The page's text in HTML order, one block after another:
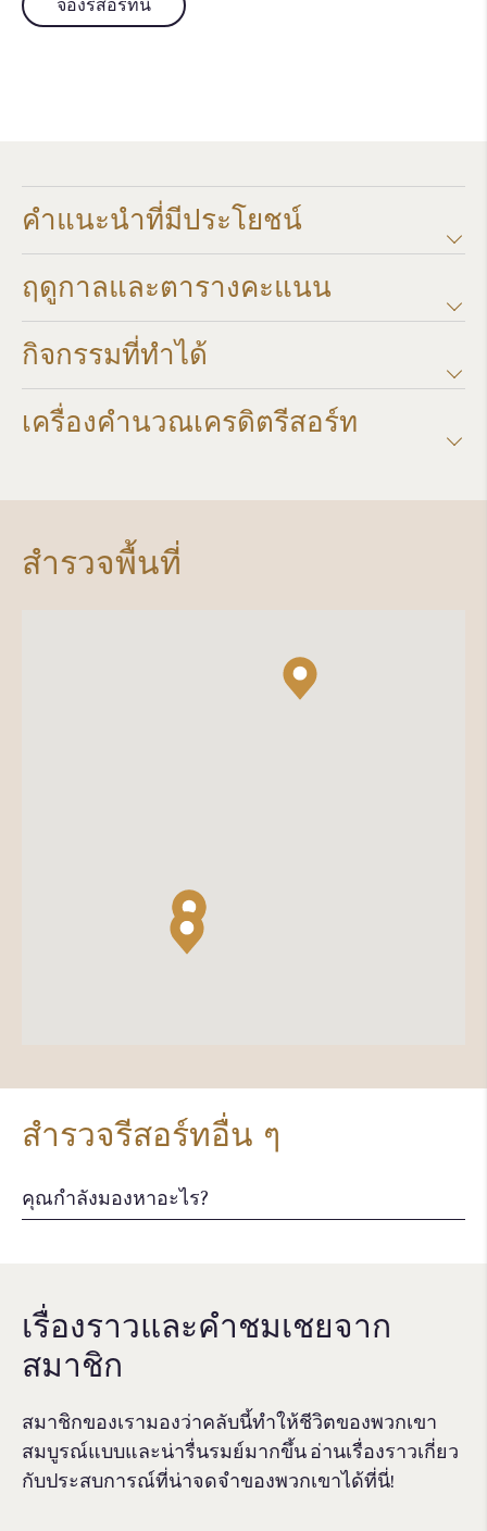
จองรีสอร์ทนี้
คำแนะนำที่มีประโยชน์
ฤดูกาลและตารางคะแนน​
กิจกรรมที่ทำได้
เครื่องคำนวณเครดิตรีสอร์ท​
สำรวจพื้นที่
สำรวจรีสอร์ทอื่น ๆ
เรื่องราวและคําชมเชยจาก
สมาชิก
สมาชิกของเรามองว่าคลับนี้ทำให้ชีวิตของพวกเขา
สมบูรณ์แบบและน่ารื่นรมย์มากขึ้น อ่านเรื่องราวเกี่ยว
กับประสบการณ์ที่น่าจดจําของพวกเขาได้ที่นี่!